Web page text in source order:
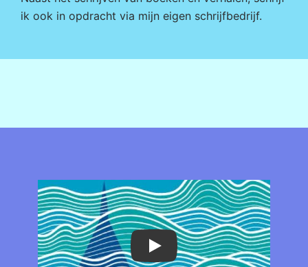
ik ook in opdracht via mijn eigen schrijfbedrijf.
Play